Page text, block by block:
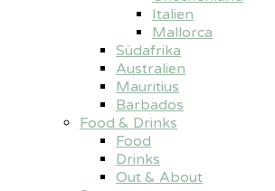
Italien
Mallorca
Südafrika
Australien
Mauritius
Barbados
Food & Drinks
Food
Drinks
Out & About